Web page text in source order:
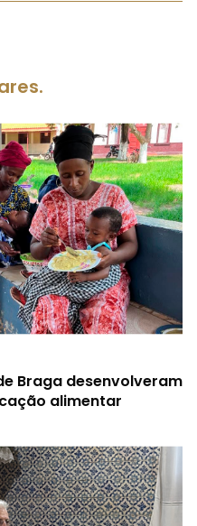
Braga desenvolveram
alimentar